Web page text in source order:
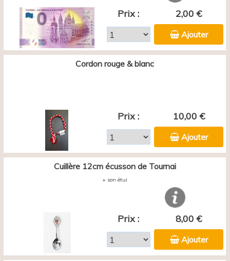
Prix : 2,00 €
Ajouter
Cordon rouge & blanc
Prix : 10,00 €
Ajouter
Cuillère 12cm écusson de Tournai
+ son étui
Prix : 8,00 €
Ajouter